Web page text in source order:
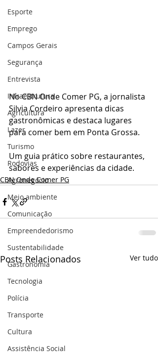
Esporte
Emprego
Campos Gerais
Segurança
Entrevista
Infraestrutura
Agricultura
Lazer
Turismo
Rodovias
Agronegócio
Meio ambiente
Comunicação
Empreendedorismo
Sustentabilidade
Gastronomia
Tecnologia
Polícia
Transporte
Cultura
Assistência Social
No CBN Onde Comer PG, a jornalista
Silvia Cordeiro apresenta dicas
gastronômicas e destaca lugares
para comer bem em Ponta Grossa.
Um guia prático sobre restaurantes,
sabores e experiências da cidade.
CBN Onde Comer PG
Posts Relacionados Ver tudo